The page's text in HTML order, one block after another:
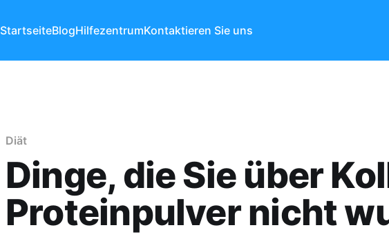
StartseiteBlogHilfezentrumKontaktieren Sie uns
Diät
Dinge, die Sie über
Proteinpulver nicht